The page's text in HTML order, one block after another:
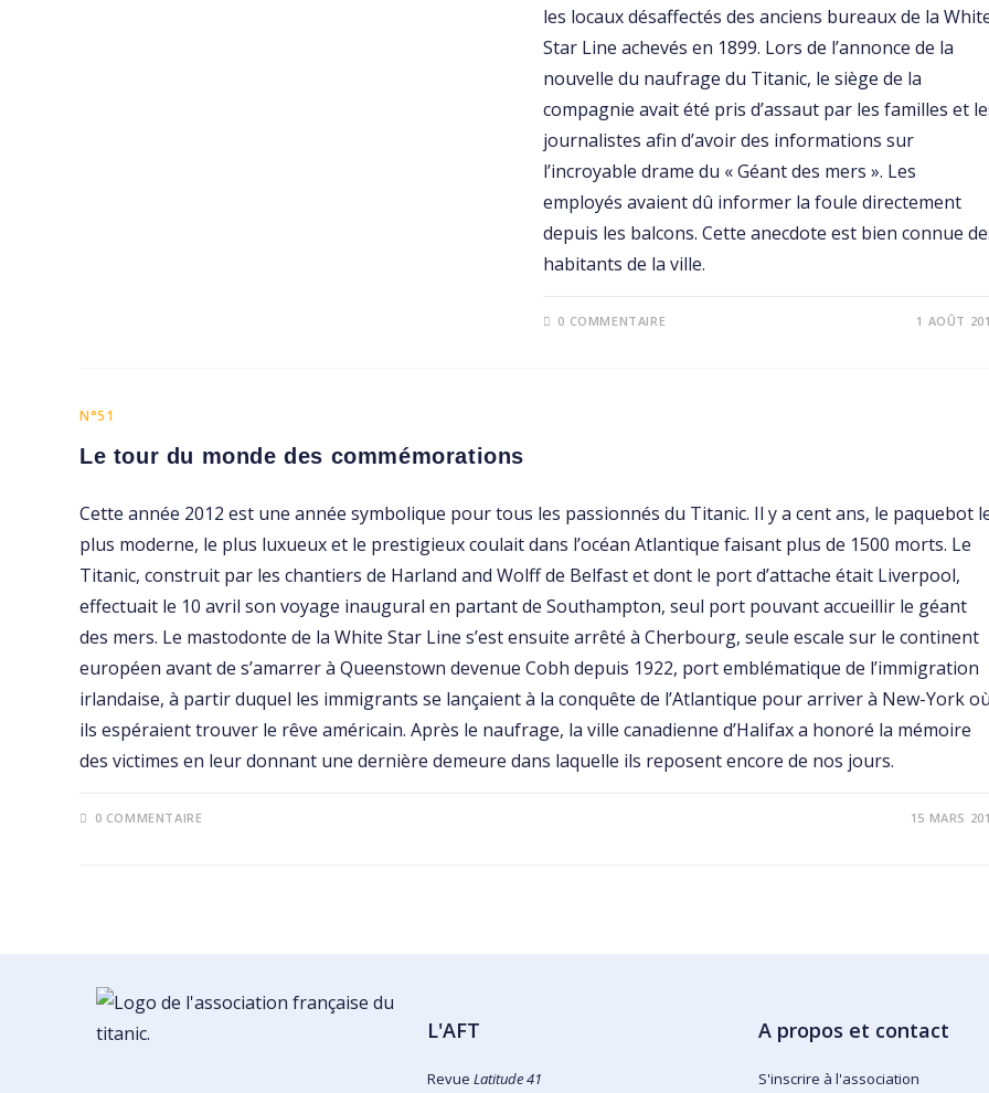
les locaux désaffectés des anciens bureaux de la
Star Line achevés en 1899. Lors de l’annonce de la
nouvelle du naufrage du Titanic, le siège de la
compagnie avait été pris d’assaut par les familles et
journalistes afin d’avoir des informations sur
l’incroyable drame du « Géant des mers ». Les
employés avaient dû informer la foule directement
depuis les balcons. Cette anecdote est bien connue
habitants de la ville.
0 COMMENTAIRE 1 AOÛT
N°51
Le tour du monde des commémorations
Cette année 2012 est une année symbolique pour tous les passionnés du Titanic. Il y a cent ans, le paquebot
plus moderne, le plus luxueux et le prestigieux coulait dans l’océan Atlantique faisant plus de 1500 morts. Le
Titanic, construit par les chantiers de Harland and Wolff de Belfast et dont le port d’attache était Liverpool,
effectuait le 10 avril son voyage inaugural en partant de Southampton, seul port pouvant accueillir le géant
des mers. Le mastodonte de la White Star Line s’est ensuite arrêté à Cherbourg, seule escale sur le continent
européen avant de s’amarrer à Queenstown devenue Cobh depuis 1922, port emblématique de l’immigration
irlandaise, à partir duquel les immigrants se lançaient à la conquête de l’Atlantique pour arriver à New-York où
ils espéraient trouver le rêve américain. Après le naufrage, la ville canadienne d’Halifax a honoré la mémoire
des victimes en leur donnant une dernière demeure dans laquelle ils reposent encore de nos jours.
0 COMMENTAIRE 15 MARS
L'AFT
Revue Latitude 41
A propos et contact
S'inscrire à l'association